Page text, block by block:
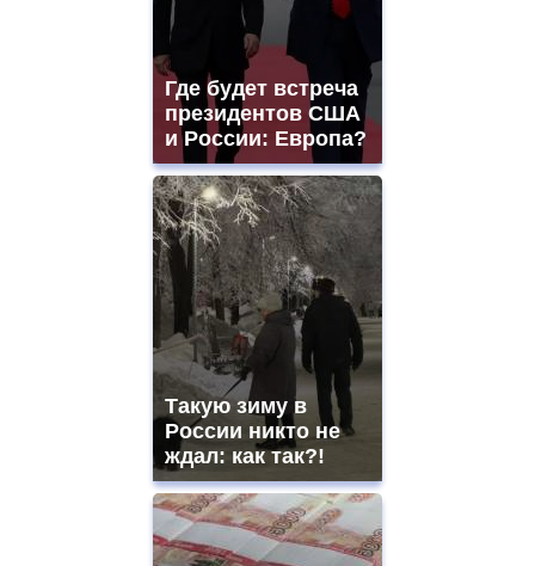
Где будет встреча
президентов США
и России: Европа?
Такую зиму в
России никто не
ждал: как так?!